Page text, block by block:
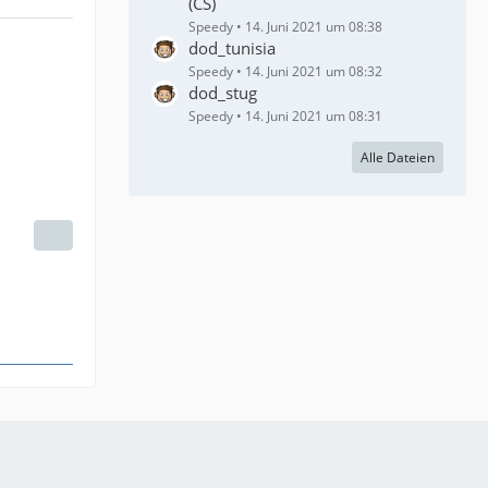
Speedy 14. Juni 2021 um 08:38
dod_tunisia
Speedy 14. Juni 2021 um 08:32
dod_stug
Speedy 14. Juni 2021 um 08:31
Alle Dateien